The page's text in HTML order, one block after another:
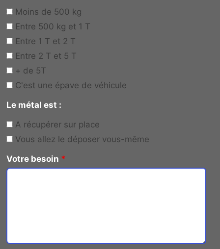
Moins de 500 kg
Entre 500 kg et 1 T
Entre 1 T et 2 T
Entre 2 T et 5 T
+ de 5T
C'est une épave de véhicule
Le métal est :
A récupérer sur place
Vous allez le déposer vous-même
Votre besoin *